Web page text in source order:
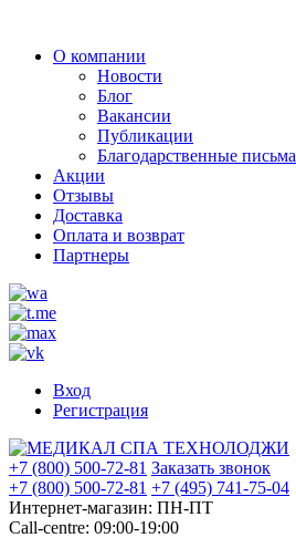
О компании
Новости
Блог
Вакансии
Публикации
Благодарственные письма
Акции
Отзывы
Доставка
Оплата и возврат
Партнеры
Вход
Регистрация
+7 (800) 500-72-81 Заказать звонок
+7 (800) 500-72-81 +7 (495) 741-75-04
Интернет-магазин: ПН-ПТ
Call-centre: 09:00-19:00